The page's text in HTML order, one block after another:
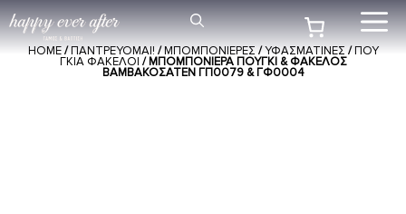
Μετάβαση
σε
περιεχόμενο
HOME/ΠΑΝΤΡΕΥΟΜΑΙ!/ΜΠΟΜΠΟΝΙΕΡΕΣ/ΥΦΑΣΜΑΤΙΝΕΣ/ΠΟΥ
ΓΚΙΑ ΦΑΚΕΛΟΙ / ΜΠΟΜΠΟΝΙΕΡΑ ΠΟΥΓΚΊ & ΦΆΚΕΛΟΣ
ΒΑΜΒΑΚΟΣΑΤΈΝ ΓΠ0079 & ΓΦ0004